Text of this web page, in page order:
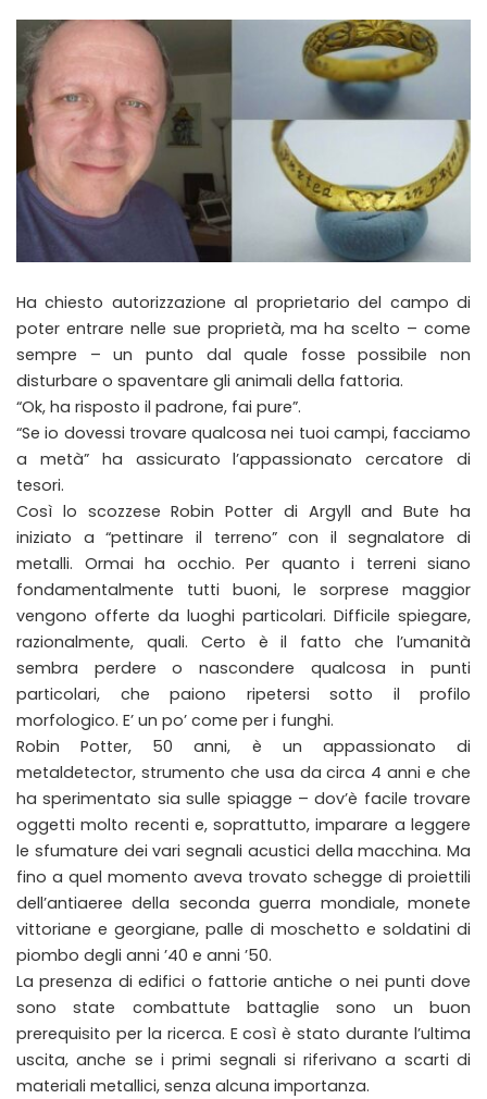
Ha chiesto autorizzazione al proprietario del campo di
poter entrare nelle sue proprietà, ma ha scelto – come
sempre – un punto dal quale fosse possibile non
disturbare o spaventare gli animali della fattoria.
“Ok, ha risposto il padrone, fai pure”.
“Se io dovessi trovare qualcosa nei tuoi campi, facciamo
a metà” ha assicurato l’appassionato cercatore di
tesori.
Così lo scozzese Robin Potter di Argyll and Bute ha
iniziato a “pettinare il terreno” con il segnalatore di
metalli. Ormai ha occhio. Per quanto i terreni siano
fondamentalmente tutti buoni, le sorprese maggior
vengono offerte da luoghi particolari. Difficile spiegare,
razionalmente, quali. Certo è il fatto che l’umanità
sembra perdere o nascondere qualcosa in punti
particolari, che paiono ripetersi sotto il profilo
morfologico. E’ un po’ come per i funghi.
Robin Potter, 50 anni, è un appassionato di
metaldetector, strumento che usa da circa 4 anni e che
ha sperimentato sia sulle spiagge – dov’è facile trovare
oggetti molto recenti e, soprattutto, imparare a leggere
le sfumature dei vari segnali acustici della macchina. Ma
fino a quel momento aveva trovato schegge di proiettili
dell’antiaeree della seconda guerra mondiale, monete
vittoriane e georgiane, palle di moschetto e soldatini di
piombo degli anni ’40 e anni ’50.
La presenza di edifici o fattorie antiche o nei punti dove
sono state combattute battaglie sono un buon
prerequisito per la ricerca. E così è stato durante l’ultima
uscita, anche se i primi segnali si riferivano a scarti di
materiali metallici, senza alcuna importanza.